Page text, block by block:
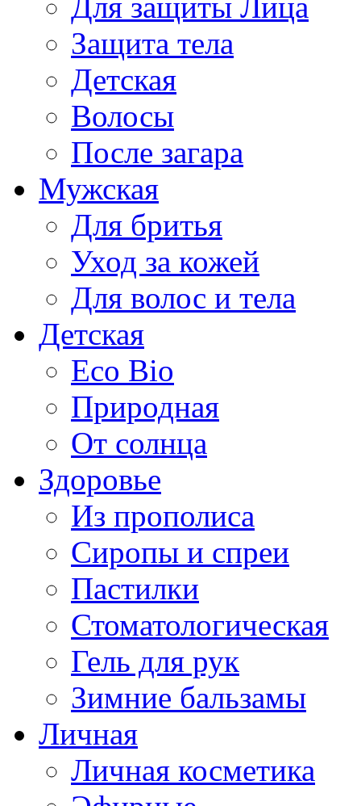
Защита тела
Детская
Волосы
После загара
Мужская
Для бритья
Уход за кожей
Для волос и тела
Детская
Eco Bio
Природная
От солнца
Здоровье
Из прополиса
Сиропы и спреи
Пастилки
Стоматологическая
Гель для рук
Зимние бальзамы
Личная
Личная косметика